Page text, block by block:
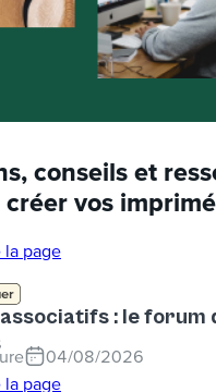
conseils et
vos
: le forum
04/08/2026